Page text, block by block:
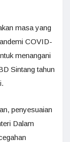
masa yang
COVID-
menangani
Sintang tahun
penyesuaian
Dalam